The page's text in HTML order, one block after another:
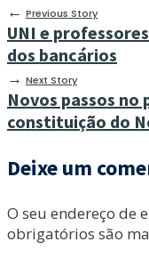
← Previous Story
UNI e
dos bancários
→ Next Story
Novos passos no
constituição do
Deixe um
O seu endereço de
obrigatórios são